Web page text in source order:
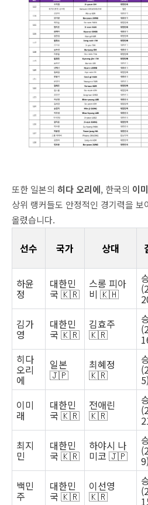
또한 일본의 히다 오리에, 한국의 이
상위 랭커들도 안정적인 경기력을
올렸습니다.
선수 국가 상대
하윤
정
대한민
국 🇰🇷
스롱 피아
비 🇰🇭
김가
영
대한민
국 🇰🇷
김효주
🇰🇷
히다
오리
에
일본
🇯🇵
최혜정
🇰🇷 5)
이미
래
대한민
국 🇰🇷
전애린
🇰🇷
최지
민
대한민
국 🇰🇷
하야시 나
미코 🇯🇵 9)
백민
주
대한민
국 🇰🇷
이선영
🇰🇷